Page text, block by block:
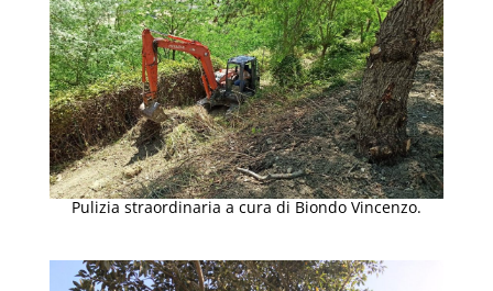
Pulizia straordinaria a cura di Biondo Vincenzo.